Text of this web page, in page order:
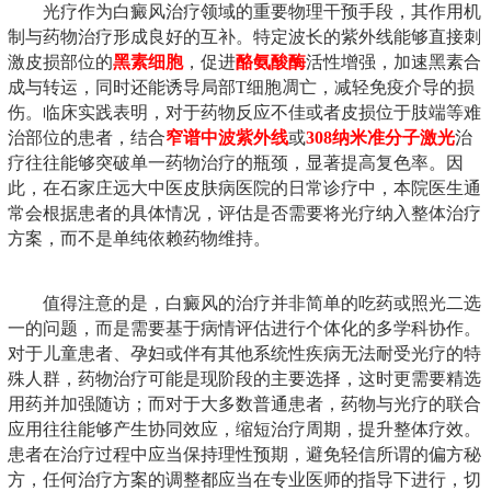
光疗作为白癜风治疗领域的重要物理干预手段，其作用机
制与药物治疗形成良好的互补。特定波长的紫外线能够直接刺
激皮损部位的黑素细胞，促进酪氨酸酶活性增强，加速黑素合
成与转运，同时还能诱导局部T细胞凋亡，减轻免疫介导的损
伤。临床实践表明，对于药物反应不佳或者皮损位于肢端等难
治部位的患者，结合窄谱中波紫外线或308纳米准分子激光治
疗往往能够突破单一药物治疗的瓶颈，显著提高复色率。因
此，在石家庄远大中医皮肤病医院的日常诊疗中，本院医生通
常会根据患者的具体情况，评估是否需要将光疗纳入整体治疗
方案，而不是单纯依赖药物维持。
值得注意的是，白癜风的治疗并非简单的吃药或照光二选
一的问题，而是需要基于病情评估进行个体化的多学科协作。
对于儿童患者、孕妇或伴有其他系统性疾病无法耐受光疗的特
殊人群，药物治疗可能是现阶段的主要选择，这时更需要精选
用药并加强随访；而对于大多数普通患者，药物与光疗的联合
应用往往能够产生协同效应，缩短治疗周期，提升整体疗效。
患者在治疗过程中应当保持理性预期，避免轻信所谓的偏方秘
方，任何治疗方案的调整都应当在专业医师的指导下进行，切